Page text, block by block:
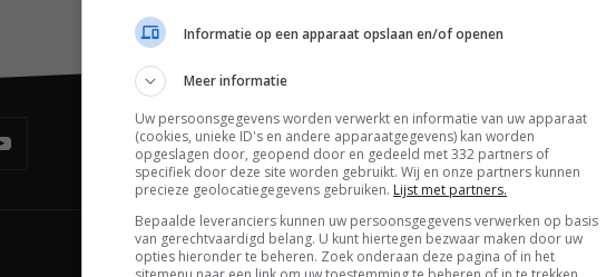
De laatste updates in je mailbox
Informatie op een apparaat opslaan en/of openen
Meer informatie
Uw persoonsgegevens worden verwerkt en informatie van uw apparaat
(cookies, unieke ID's en andere apparaatgegevens) kan worden
opgeslagen door, geopend door en gedeeld met 332 partners of
specifiek door deze site worden gebruikt. Wij en onze partners kunnen
precieze geolocatiegegevens gebruiken. Lijst met partners.
Bepaalde leveranciers kunnen uw persoonsgegevens verwerken op basis
van gerechtvaardigd belang. U kunt hiertegen bezwaar maken door uw
opties hieronder te beheren. Zoek onderaan deze pagina of in het